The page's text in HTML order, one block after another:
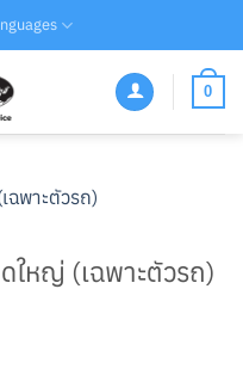
0
ใหญ่ (เฉพาะตัวรถ)